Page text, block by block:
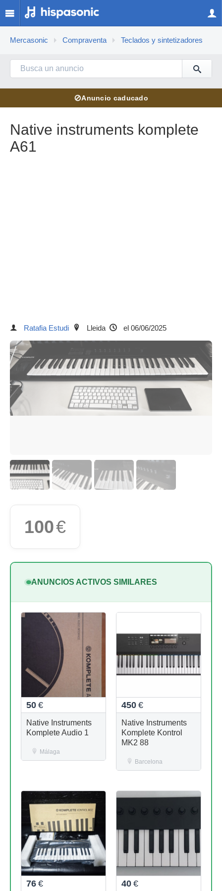
Mercasonic Compraventa Teclados y sintetizadores
⊘Anuncio caducado
Native instruments komplete
A61
Ratafia Estudi Lleida el 06/06/2025
100€
ANUNCIOS ACTIVOS SIMILARES
50 €
Native Instruments
Komplete Audio 1
Málaga
450 €
Native Instruments
Komplete Kontrol
MK2 88
Barcelona
76 € 40 €